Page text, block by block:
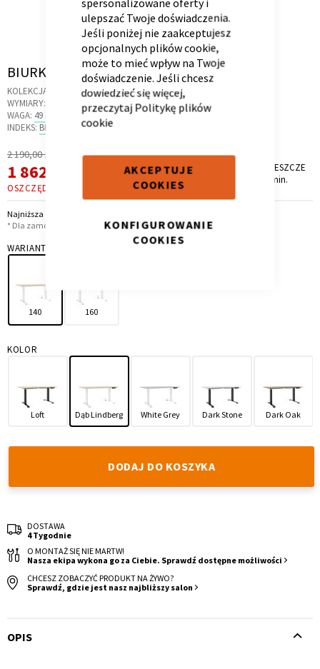
ulepszać Twoje doświadczenia.
Jeśli poniżej nie zaakceptujesz
opcjonalnych plików cookie,
może to mieć wpływ na Twoje
doświadczenie. Jeśli chcesz
dowiedzieć się więcej,
przeczytaj Politykę plików
cookie
AKCEPTUJE
COOKIES
KONFIGUROWANIE
COOKIES
Skip
the
beginning
of
images
gallery
BIURKO ELEKTRO 140 / DĄB LINDBERG
KOLEKCJA:
SANDLINE
WYMIARY:
140 X 70 X 66 CM
WAGA: 49 KG
INDEKS: BF.24
Regularna
Cena
2 190,00 zł
Cena
promocyjna
1 862,00 zł
OSZCZĘDZASZ
PROMOCJA TRWA JESZCZE
10 dni, 5 godz. i 59 min.
Najniższa cena z 30 dni przed obniżką: 1 862,00 zł
* Dla zamówień powyżej 6 999,00 zł
WARIANT
140 160
KOLOR
Loft Dąb Lindberg White Grey Dark Stone Dark Oak
DODAJ DO KOSZYKA
DOSTAWA
4 Tygodnie
O MONTAŻ SIĘ NIE MARTW!
Nasza ekipa wykona go za Ciebie. Sprawdź dostępne możliwości
CHCESZ ZOBACZYĆ PRODUKT NA ŻYWO?
Sprawdź, gdzie jest nasz najbliższy salon
OPIS
Kontenerek Półka i szafka wisząca
Krzesło i fotel